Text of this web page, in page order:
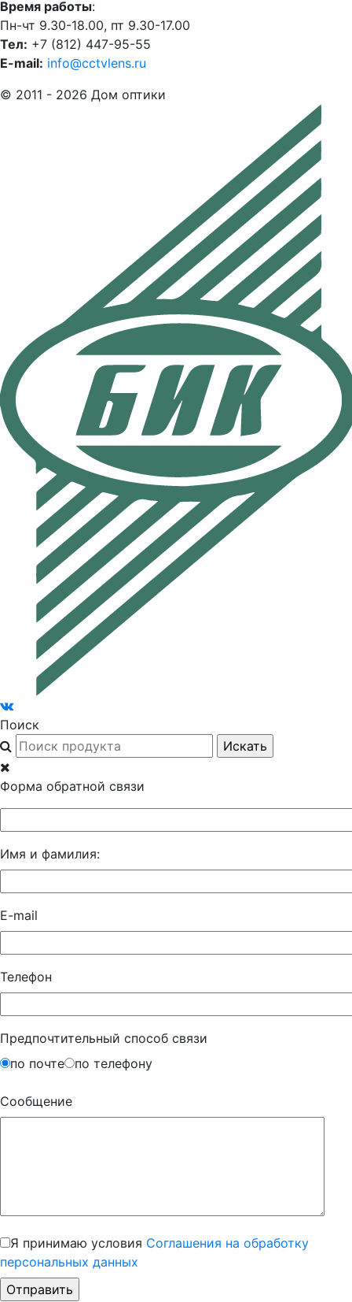
Время работы:
Пн-чт 9.30-18.00, пт 9.30-17.00
Тел: +7 (812) 447-95-55
E-mail: info@cctvlens.ru
© 2011 - 2026 Дом оптики
Поиск
Форма обратной связи
Имя и фамилия:
E-mail
Телефон
Предпочтительный способ связи
по почте
по телефону
Сообщение
Я принимаю условия Соглашения на обработку
персональных данных